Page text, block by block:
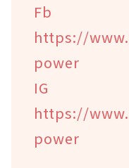
https://
power
https://
power